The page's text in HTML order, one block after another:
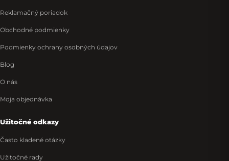
Reklamačný poriadok
Obchodné podmienky
Podmienky ochrany osobných údajov
Blog
O nás
Moja objednávka
Užitočné odkazy
Často kladené otázky
Užitočné rady